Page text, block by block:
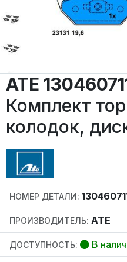
ATE
Комплект
колодок,
НОМЕР ДЕТАЛИ:
ПРОИЗВОДИТЕЛЬ: ATE
ДОСТУПНОСТЬ: В